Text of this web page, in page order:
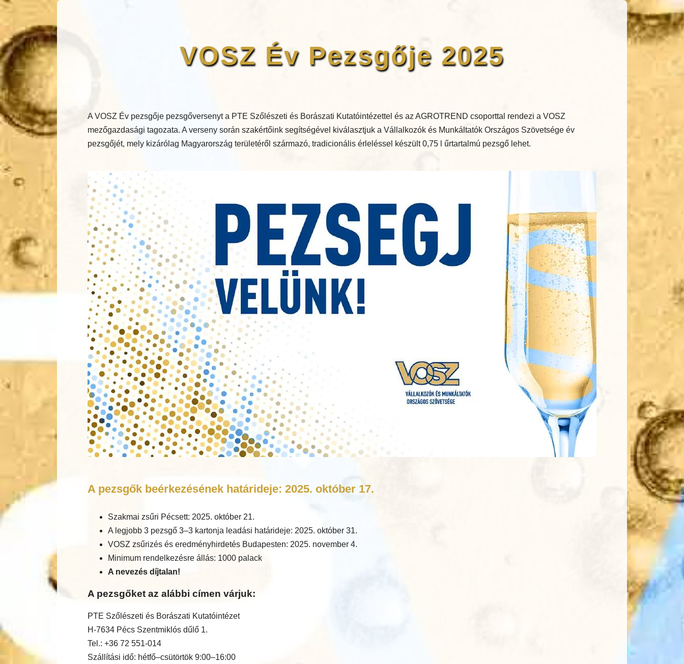
VOSZ Év Pezsgője 2025
A VOSZ Év pezsgője pezsgőversenyt a PTE Szőlészeti és Borászati Kutatóintézettel és az AGROTREND csoporttal rendezi a VOSZ
mezőgazdasági tagozata. A verseny során szakértőink segítségével kiválasztjuk a Vállalkozók és Munkáltatók Országos Szövetsége év
pezsgőjét, mely kizárólag Magyarország területéről származó, tradicionális érleléssel készült 0,75 l űrtartalmú pezsgő lehet.
A pezsgők beérkezésének határideje: 2025. október 17.
Szakmai zsűri Pécsett: 2025. október 21.
A legjobb 3 pezsgő 3–3 kartonja leadási határideje: 2025. október 31.
VOSZ zsűrizés és eredményhirdetés Budapesten: 2025. november 4.
Minimum rendelkezésre állás: 1000 palack
A nevezés díjtalan!
A pezsgőket az alábbi címen várjuk:
PTE Szőlészeti és Borászati Kutatóintézet
H-7634 Pécs Szentmiklós dűlő 1.
Tel.: +36 72 551-014
Szállítási idő: hétfő–csütörtök 9:00–16:00